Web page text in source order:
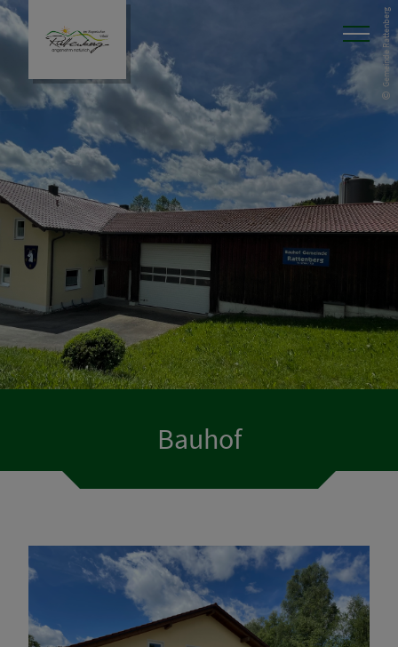
Aktuelles
Rathaus
Unser Ort
Tourismus & Freizeit
Gemeinde Rattenberg
Bauhof